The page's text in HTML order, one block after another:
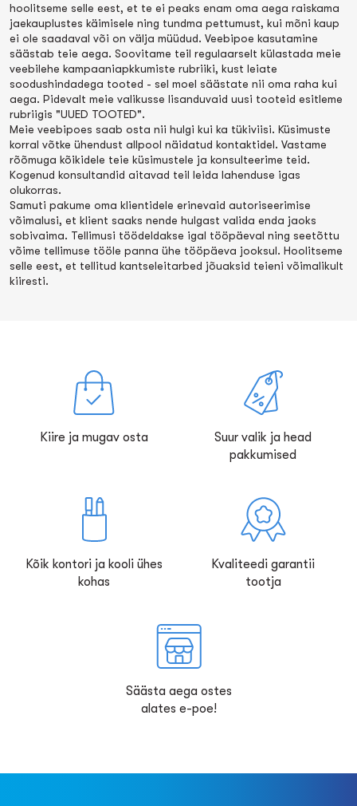
hoolitseme selle eest, et te ei peaks enam oma aega raiskama
jaekauplustes käimisele ning tundma pettumust, kui mõni kaup
ei ole saadaval või on välja müüdud. Veebipoe kasutamine
säästab teie aega. Soovitame teil regulaarselt külastada meie
veebilehe kampaaniapkkumiste rubriiki, kust leiate
soodushindadega tooted - sel moel säästate nii oma raha kui
aega. Pidevalt meie valikusse lisanduvaid uusi tooteid esitleme
rubriigis "UUED TOOTED".
Meie veebipoes saab osta nii hulgi kui ka tükiviisi. Küsimuste
korral võtke ühendust allpool näidatud kontaktidel. Vastame
rõõmuga kõikidele teie küsimustele ja konsulteerime teid.
Kogenud konsultandid aitavad teil leida lahenduse igas
olukorras.
Samuti pakume oma klientidele erinevaid autoriseerimise
võimalusi, et klient saaks nende hulgast valida enda jaoks
sobivaima. Tellimusi töödeldakse igal tööpäeval ning seetõttu
võime tellimuse tööle panna ühe tööpäeva jooksul. Hoolitseme
selle eest, et tellitud kantseleitarbed jõuaksid teieni võimalikult
kiiresti.
Kiire ja mugav osta
Suur valik ja head
pakkumised
Kõik kontori ja kooli ühes
kohas
Kvaliteedi garantii
tootja
Säästa aega ostes
alates e-poe!